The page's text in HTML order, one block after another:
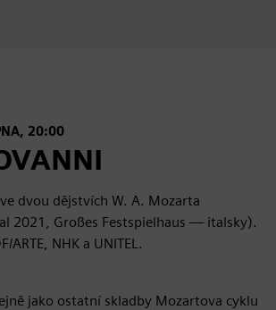
20:00
dvou dějstvích W. A. Mozarta
2021, Großes Festspielhaus — italsky).
ARTE, NHK a UNITEL.
jako ostatní skladby Mozartova cyklu